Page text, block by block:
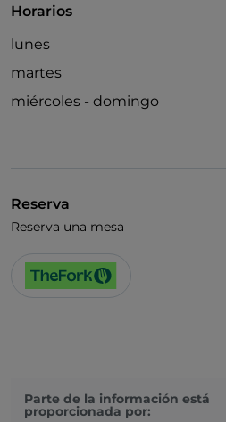
Horarios
lunes
martes
miércoles - domingo
Reserva
Reserva una mesa
Parte de la información está
proporcionada por: